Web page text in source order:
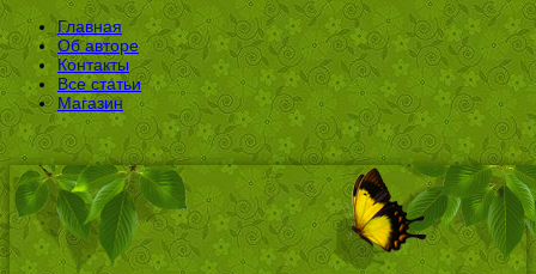
Главная
Об авторе
Контакты
Все статьи
Магазин